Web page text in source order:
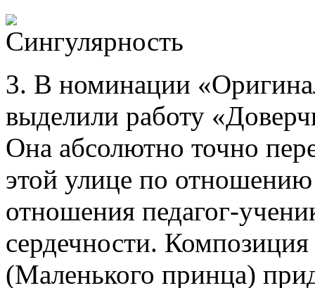
3. В номинации
выделили работу
Она абсолютно точно
этой улице по
отношения педагог-
сердечности.
(Маленького принца)